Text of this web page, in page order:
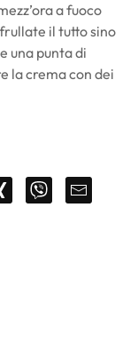
a fuoco
il tutto sino
una punta di
la crema con dei